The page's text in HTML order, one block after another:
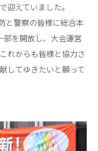
迎えていました。
と警察の皆様に総合本
を開放し、大会運営
れからも皆様と協力さ
してゆきたいと願って